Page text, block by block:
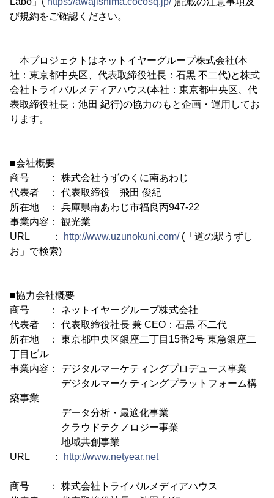
び規約をご確認ください。
本プロジェクトはネットイヤーグループ株式会社(本
社：東京都中央区、代表取締役社長：石黒 不二代)と株式
会社トライバルメディアハウス(本社：東京都中央区、代
表取締役社長：池田 紀行)の協力のもと企画・運用してお
ります。
■会社概要
商号 ： 株式会社うずのくに南あわじ
代表者 ： 代表取締役 飛田 俊紀
所在地 ： 兵庫県南あわじ市福良丙947-22
事業内容： 観光業
URL ：
http://www.uzunokuni.com/(「道の駅うずし
お」で検索)
■協力会社概要
商号 ： ネットイヤーグループ株式会社
代表者 ： 代表取締役社長 兼 CEO：石黒 不二代
所在地 ： 東京都中央区銀座二丁目15番2号 東急銀座二
丁目ビル
事業内容： デジタルマーケティングプロデュース事業
デジタルマーケティングプラットフォーム構
築事業
データ分析・最適化事業
クラウドテクノロジー事業
地域共創事業
URL ：
http://www.netyear.net
商号 ： 株式会社トライバルメディアハウス